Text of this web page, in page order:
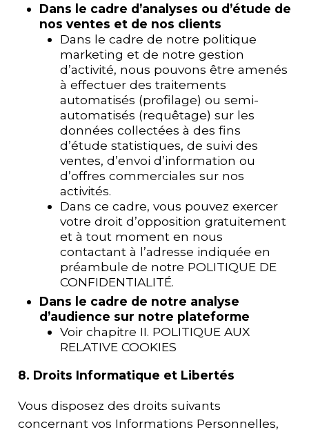
Dans le cadre d’analyses ou d’étude de
nos ventes et de nos clients
Dans le cadre de notre politique
marketing et de notre gestion
d’activité, nous pouvons être amenés
à effectuer des traitements
automatisés (profilage) ou semi-
automatisés (requêtage) sur les
données collectées à des fins
d’étude statistiques, de suivi des
ventes, d’envoi d’information ou
d’offres commerciales sur nos
activités.
Dans ce cadre, vous pouvez exercer
votre droit d’opposition gratuitement
et à tout moment en nous
contactant à l’adresse indiquée en
préambule de notre POLITIQUE DE
CONFIDENTIALITÉ.
Dans le cadre de notre analyse
d’audience sur notre plateforme
Voir chapitre II. POLITIQUE AUX
RELATIVE COOKIES
8. Droits Informatique et Libertés
Vous disposez des droits suivants
concernant vos Informations Personnelles,